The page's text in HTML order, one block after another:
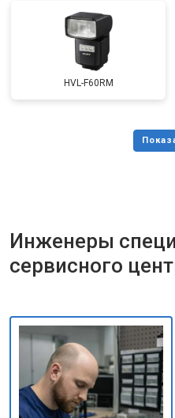
HVL-F60RM
Инженеры
сервисного